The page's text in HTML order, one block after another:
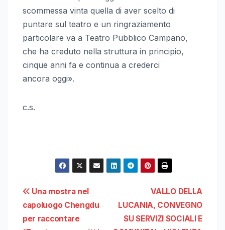
scommessa vinta quella di aver scelto di
puntare sul teatro e un ringraziamento
particolare va a Teatro Pubblico Campano,
che ha creduto nella struttura in principio,
cinque anni fa e continua a crederci
ancora oggi».
c.s.
Navigazione
articoli
VALLO DELLA
LUCANIA, CONVEGNO
SU SERVIZI SOCIALI E
Una mostra nel
capoluogo Chengdu
per raccontare